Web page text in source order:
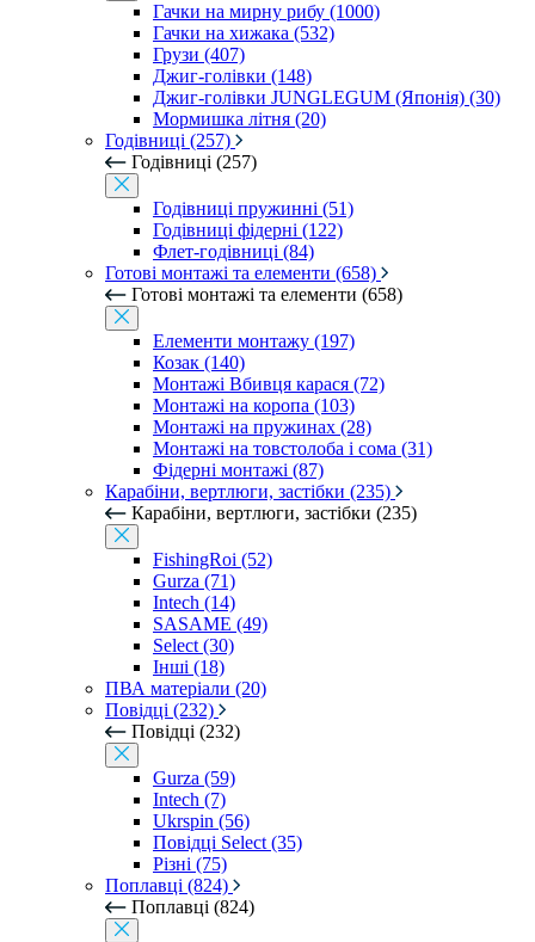
Гачки на мирну рибу (1000)
Гачки на хижака (532)
Грузи (407)
Джиг-голівки (148)
Джиг-голівки JUNGLEGUM (Японія) (30)
Мормишка літня (20)
Годівниці (257)
Годівниці (257)
Годівниці пружинні (51)
Годівниці фідерні (122)
Флет-годівниці (84)
Готові монтажі та елементи (658)
Готові монтажі та елементи (658)
Елементи монтажу (197)
Козак (140)
Монтажі Вбивця карася (72)
Монтажі на коропа (103)
Монтажі на пружинах (28)
Монтажі на товстолоба і сома (31)
Фідерні монтажі (87)
Карабіни, вертлюги, застібки (235)
Карабіни, вертлюги, застібки (235)
FishingRoi (52)
Gurza (71)
Intech (14)
SASAME (49)
Select (30)
Інші (18)
ПВА матеріали (20)
Повідці (232)
Повідці (232)
Gurza (59)
Intech (7)
Ukrspin (56)
Повідці Select (35)
Різні (75)
Поплавці (824)
Поплавці (824)